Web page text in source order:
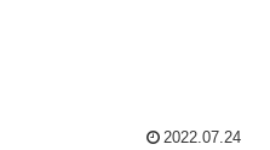
2022.07.24